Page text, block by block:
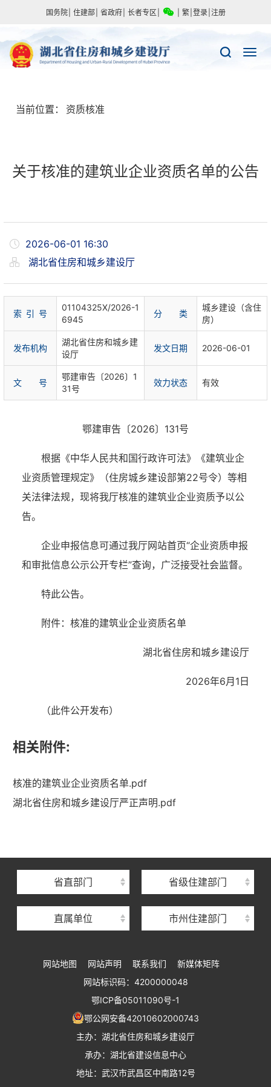
国务院 住建部 省政府 长者专区 繁 登录 注册
当前位置： 资质核准
关于核准的建筑业企业资质名单的公告
2026-06-01 16:30
湖北省住房和城乡建设厅
索 引 号
01104325X/2026-1
6945
分 类
城乡建设（含住
房）
发布机构
湖北省住房和城乡建
设厅
发文日期 2026-06-01
文 号
鄂建审告〔2026〕1
31号
效力状态 有效
鄂建审告〔2026〕131号
根据《中华人民共和国行政许可法》《建筑业企
业资质管理规定》（住房城乡建设部第22号令）等相
关法律法规，现将我厅核准的建筑业企业资质予以公
告。
企业申报信息可通过我厅网站首页“企业资质申报
和审批信息公示公开专栏”查询，广泛接受社会监督。
特此公告。
附件：核准的建筑业企业资质名单
湖北省住房和城乡建设厅
2026年6月1日
（此件公开发布）
相关附件:
核准的建筑业企业资质名单.pdf
湖北省住房和城乡建设厅严正声明.pdf
省直部门 省级住建部门
直属单位
湖北省住建厅机关后勤服务中心
湖北省住房保障中心
湖北省建设工程质量安全监督总站
湖北省建设工程标准定额管理总站
湖北省住建厅执业资格注册中心
湖北省城乡建设发展中心
湖北城市建设职业技术学院
市州住建部门
网站地图 网站声明 联系我们
新媒体矩阵
网站标识码：4200000048
鄂ICP备05011090号-1
鄂公网安备42010602000743
主办：湖北省住房和城乡建设厅
承办：湖北省建设信息中心
地址：武汉市武昌区中南路12号